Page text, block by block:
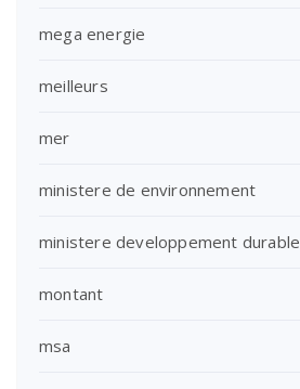
mega energie
meilleurs
mer
ministere de environnement
ministere developpement durable
montant
msa